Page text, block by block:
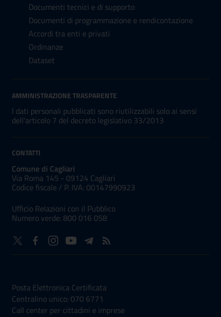
Documenti tecnici e di supporto
Documenti di programmazione e rendicontazione
Accordi tra enti e privati
Ordinanze
Dataset
AMMINISTRAZIONE TRASPARENTE
I dati personali pubblicati sono riutilizzabili solo ai sensi
dell'articolo 7 del decreto legislativo 33/2013
CONTATTI
Comune di Cagliari
Via Roma 145 - 09124 Cagliari
Codice fiscale / P. IVA: 00147990923
Ufficio Relazioni con il Pubblico
Numero verde: 800 016 058
Posta Elettronica Certificata
Centralino unico: 070 6771
Call center per cittadini e imprese